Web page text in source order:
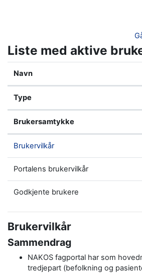
Liste med aktive
Navn
Type
Brukersamtykke
Brukervilkår
Portalens brukervilkår
Godkjente brukere
Brukervilkår
Sammendrag
NAKOS fagportal har som
tredjepart (befolkning og